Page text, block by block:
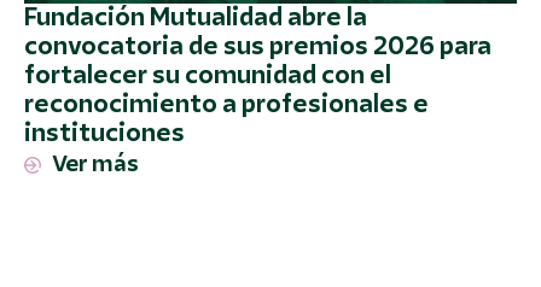
Fundación Mutualidad abre la
convocatoria de sus premios 2026 para
fortalecer su comunidad con el
reconocimiento a profesionales e
instituciones
Ver más